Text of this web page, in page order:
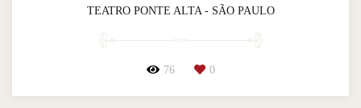
TEATRO PONTE ALTA - SÃO PAULO
76 0